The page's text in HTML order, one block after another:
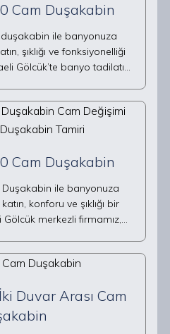
Cam Duşakabin
ile banyonuza
şıklığı ve fonksiyonelliği
Gölcük’te banyo tadilatı…
Cam Duşakabin
ile banyonuza
konforu ve şıklığı bir
merkezli firmamız,…
Duvar Arası Cam